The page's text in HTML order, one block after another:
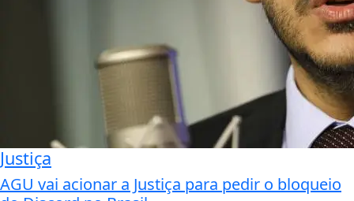
Justiça
AGU vai acionar a Justiça para pedir o bloqueio